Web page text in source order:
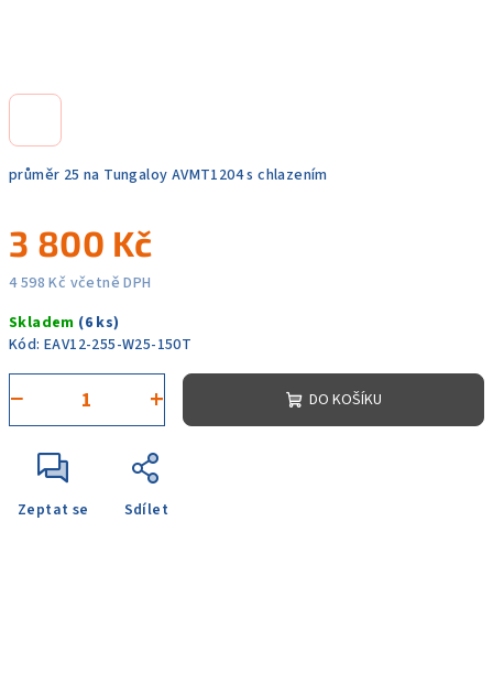
průměr 25 na Tungaloy AVMT1204 s chlazením
3 800 Kč
4 598 Kč včetně DPH
cena:
Skladem (6 ks)
Kód: EAV12-255-W25-150T
+
− DO KOŠÍKU
Zeptat se Sdílet